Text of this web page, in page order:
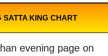
SATTA KING CHART
evening page on